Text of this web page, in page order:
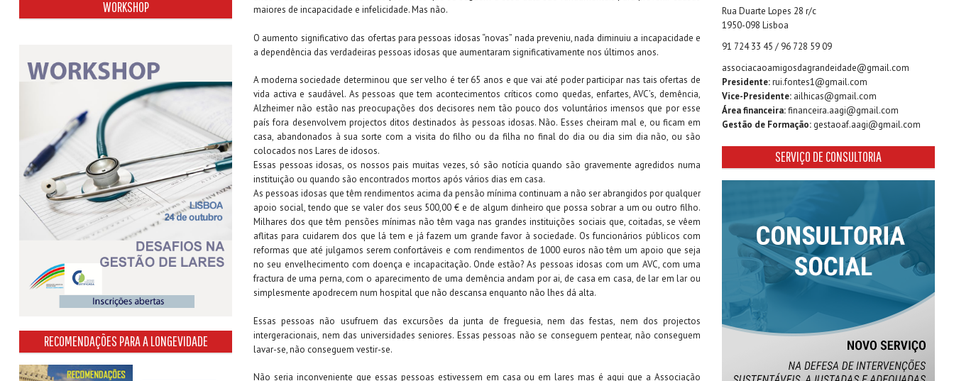
WORKSHOP
RECOMENDAÇÕES PARA A LONGEVIDADE
maiores de incapacidade e infelicidade. Mas não.
O aumento significativo das ofertas para pessoas idosas “novas” nada preveniu, nada diminuiu a incapacidade e
a dependência das verdadeiras pessoas idosas que aumentaram significativamente nos últimos anos.
A moderna sociedade determinou que ser velho é ter 65 anos e que vai até poder participar nas tais ofertas de
vida activa e saudável. As pessoas que tem acontecimentos críticos como quedas, enfartes, AVC’s, demência,
Alzheimer não estão nas preocupações dos decisores nem tão pouco dos voluntários imensos que por esse
país fora desenvolvem projectos ditos destinados às pessoas idosas. Não. Esses cheiram mal e, ou ficam em
casa, abandonados à sua sorte com a visita do filho ou da filha no final do dia ou dia sim dia não, ou são
colocados nos Lares de idosos.
Essas pessoas idosas, os nossos pais muitas vezes, só são notícia quando são gravemente agredidos numa
instituição ou quando são encontrados mortos após vários dias em casa.
As pessoas idosas que têm rendimentos acima da pensão mínima continuam a não ser abrangidos por qualquer
apoio social, tendo que se valer dos seus 500,00 € e de algum dinheiro que possa sobrar a um ou outro filho.
Milhares dos que têm pensões mínimas não têm vaga nas grandes instituições sociais que, coitadas, se vêem
aflitas para cuidarem dos que lá tem e já fazem um grande favor à sociedade. Os funcionários públicos com
reformas que até julgamos serem confortáveis e com rendimentos de 1000 euros não têm um apoio que seja
no seu envelhecimento com doença e incapacitação. Onde estão? As pessoas idosas com um AVC, com uma
fractura de uma perna, com o aparecimento de uma demência andam por ai, de casa em casa, de lar em lar ou
simplesmente apodrecem num hospital que não descansa enquanto não lhes dá alta.
Essas pessoas não usufruem das excursões da junta de freguesia, nem das festas, nem dos projectos
intergeracionais, nem das universidades seniores. Essas pessoas não se conseguem pentear, não conseguem
lavar-se, não conseguem vestir-se.
Não seria inconveniente que essas pessoas estivessem em casa ou em lares mas é aqui que a Associação
Rua Duarte Lopes 28 r/c
1950-098 Lisboa
91 724 33 45 / 96 728 59 09
associacaoamigosdagrandeidade@gmail.com
Presidente:rui.fontes1@gmail.com
Vice-Presidente: ailhicas@gmail.com
Área financeira:financeira.aagi@gmail.com
Gestão de Formação: gestaoaf.aagi@gmail.com
SERVIÇO DE CONSULTORIA